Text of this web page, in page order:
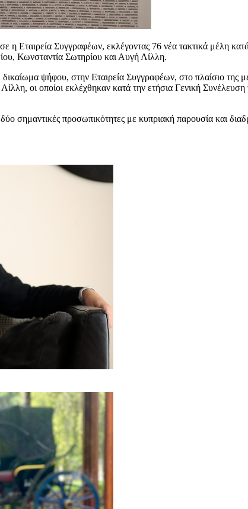
η Εταιρεία Συγγραφέων, εκλέγοντας 76 νέα τακτικά μέλη
Κωνσταντία Σωτηρίου και Αυγή Λίλλη.
ψήφου, στην Εταιρεία Συγγραφέων, στο πλαίσιο της
οι οποίοι εκλέχθηκαν κατά την ετήσια Γενική
σημαντικές προσωπικότητες με κυπριακή παρουσία και